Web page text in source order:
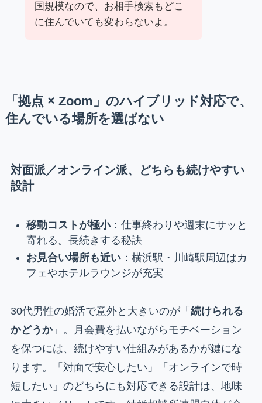
国規模なので、お相手検索もどこ
に住んでいても変わらないよ。
「拠点 × Zoom」のハイブリッド対応で、
住んでいる場所を選ばない
対面派／オンライン派、どちらも続けやすい
設計
移動コストが極小：仕事終わりや週末にサッと
寄れる。長続きする秘訣
お見合い場所も近い：横浜駅・川崎駅周辺はカ
フェやホテルラウンジが充実
30代男性の婚活で意外と大きいのが「 続けられる
かどうか」。月会費を払いながらモチベーション
を保つには、続けやすい仕組みがあるかが鍵にな
ります。「対面で安心したい」「オンラインで時
短したい」のどちらにも対応できる設計は、地味